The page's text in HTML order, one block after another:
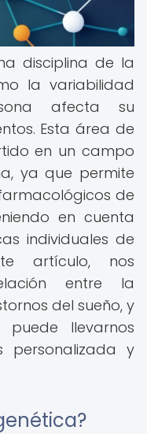
disciplina de la
la variabilidad
afecta su
Esta área de
en un campo
ya que permite
de
en cuenta
individuales de
artículo, nos
entre la
del sueño, y
llevarnos
personalizada y